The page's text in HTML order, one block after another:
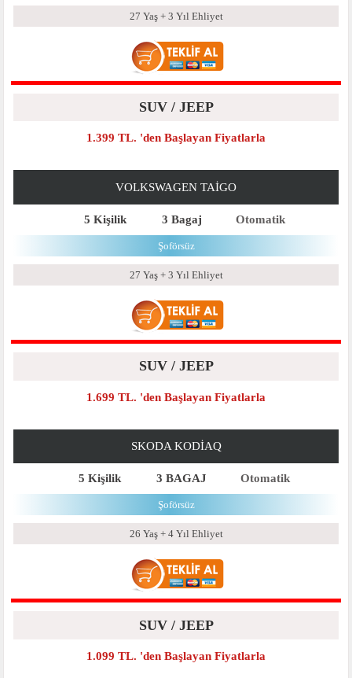
27 Yaş + 3 Yıl Ehliyet
SUV / JEEP
1.399 TL. 'den Başlayan Fiyatlarla
VOLKSWAGEN TAIGO
5 Kişilik 3 Bagaj Otomatik
Şoförsüz
27 Yaş + 3 Yıl Ehliyet
SUV / JEEP
1.699 TL. 'den Başlayan Fiyatlarla
SKODA KODIAQ
5 Kişilik 3 BAGAJ Otomatik
Şoförsüz
26 Yaş + 4 Yıl Ehliyet
SUV / JEEP
1.099 TL. 'den Başlayan Fiyatlarla